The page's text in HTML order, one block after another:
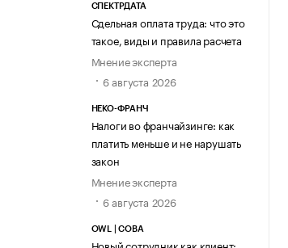
СПЕКТРДАТА
Сдельная оплата труда: что это
такое, виды и правила расчета
Мнение эксперта
6 августа 2026
НЕКО-ФРАНЧ
Налоги во франчайзинге: как
платить меньше и не нарушать
закон
Мнение эксперта
6 августа 2026
OWL | СОВА